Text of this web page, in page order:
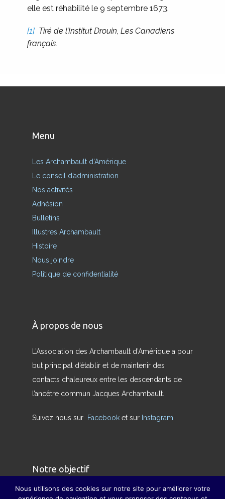
elle est réhabilité le 9 septembre 1673.
[1] Tiré de l’Institut Drouin, Les Canadiens
français.
Menu
Les Archambault d’Amérique
Le conseil d’administration
Nos activités
Adhésion
Bulletins
Illustres Archambault
Histoire
Nous joindre
Politique de confidentialité
À propos de nous
L’Association des Archambault d’Amérique a pour
but principal d’établir et de maintenir des
contacts chaleureux entre les descendants de
l’ancêtre commun Jacques Archambault.
Suivez nous sur Facebook et sur Instagram
Notre objectif
Nous avons pour but de redonner son sens
Nous utilisons des cookies sur notre site pour améliorer votre